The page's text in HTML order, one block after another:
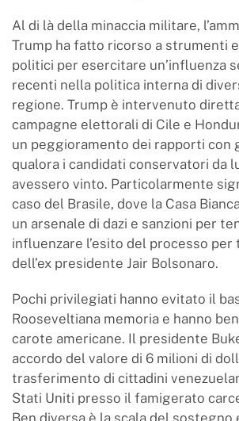
Al di là della minaccia militare,
Trump ha fatto ricorso a strumenti
politici per esercitare un’influenza
recenti nella politica interna di
regione. Trump è intervenuto
campagne elettorali di Cile e
un peggioramento dei rapporti con
qualora i candidati conservatori da
avessero vinto. Particolarmente
caso del Brasile, dove la Casa
un arsenale di dazi e sanzioni per
influenzare l’esito del processo per
dell’ex presidente Jair Bolsonaro.
Pochi privilegiati hanno evitato il
Rooseveltiana memoria e hanno
carote americane. Il presidente
accordo del valore di 6 milioni di
trasferimento di cittadini
Stati Uniti presso il famigerato